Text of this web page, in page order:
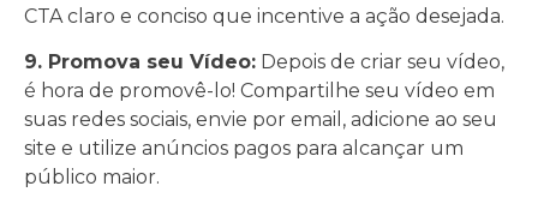
CTA claro e conciso que incentive a ação desejada.
9. Promova seu Vídeo: Depois de criar seu vídeo,
é hora de promovê-lo! Compartilhe seu vídeo em
suas redes sociais, envie por email, adicione ao seu
site e utilize anúncios pagos para alcançar um
público maior.